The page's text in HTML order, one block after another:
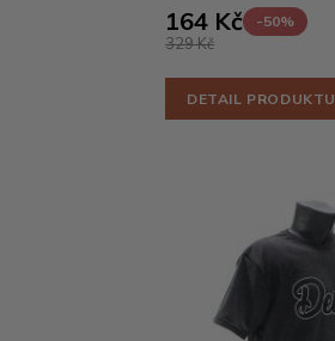
164 Kč -50%
329 Kč
DETAIL PRODUKTU